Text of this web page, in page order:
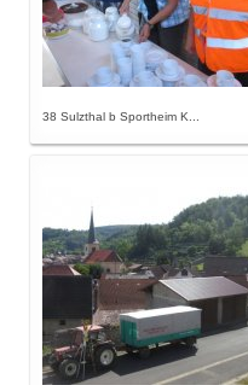
38 Sulzthal b Sportheim K...